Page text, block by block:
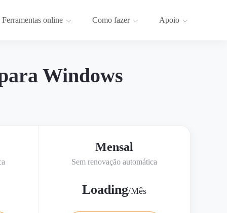
Ferramentas online Como fazer Apoio
Windows
Mensal
Sem renovação automática
Loading/Mês